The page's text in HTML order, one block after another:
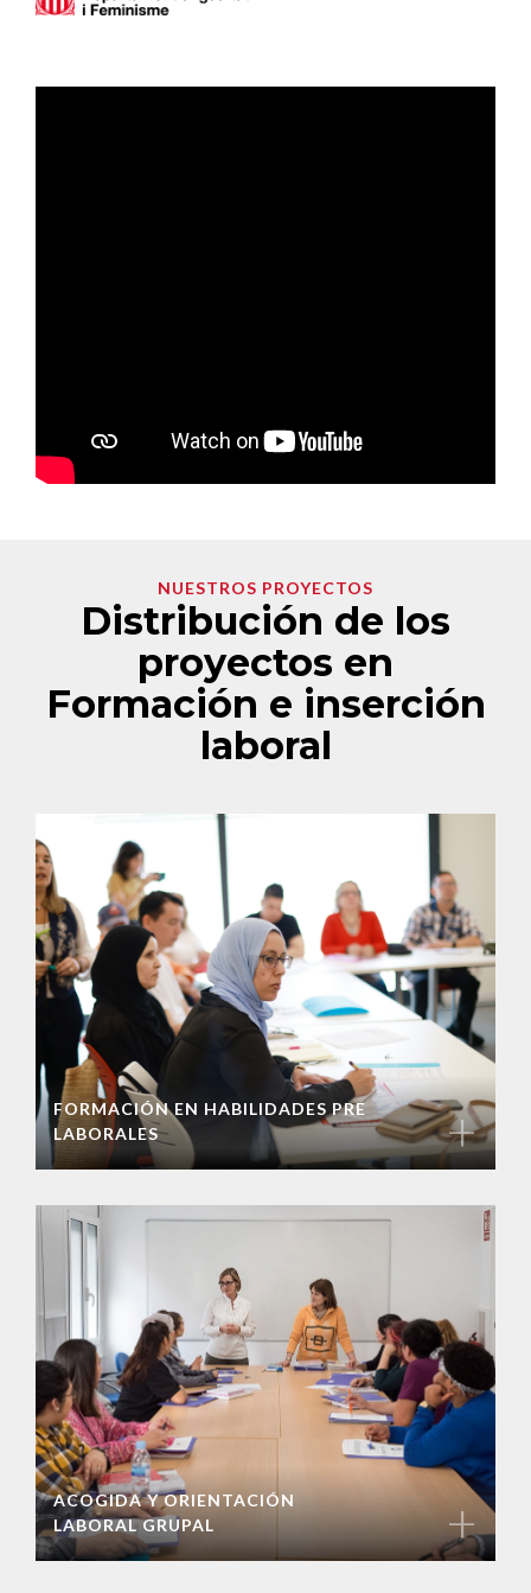
NUESTROS PROYECTOS
Distribución de los
proyectos en
Formación e inserción
laboral
FORMACIÓN EN HABILIDADES PRE
LABORALES
+
ACOGIDA Y ORIENTACIÓN
LABORAL GRUPAL
+